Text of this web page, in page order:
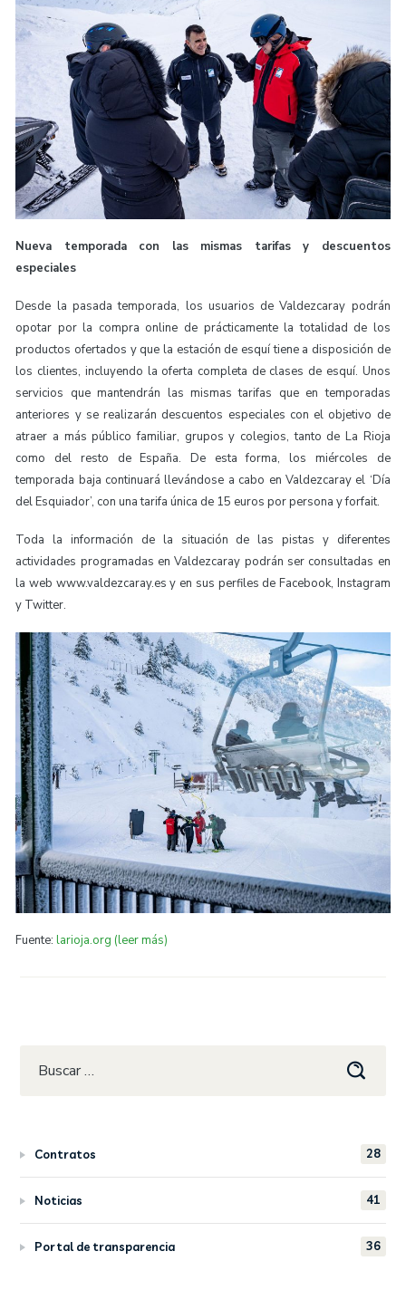
Nueva temporada con las mismas tarifas y descuentos
especiales
Desde la pasada temporada, los usuarios de Valdezcaray podrán
opotar por la compra online de prácticamente la totalidad de los
productos ofertados y que la estación de esquí tiene a disposición de
los clientes, incluyendo la oferta completa de clases de esquí. Unos
servicios que mantendrán las mismas tarifas que en temporadas
anteriores y se realizarán descuentos especiales con el objetivo de
atraer a más público familiar, grupos y colegios, tanto de La Rioja
como del resto de España. De esta forma, los miércoles de
temporada baja continuará llevándose a cabo en Valdezcaray el ‘Día
del Esquiador’, con una tarifa única de 15 euros por persona y forfait.
Toda la información de la situación de las pistas y diferentes
actividades programadas en Valdezcaray podrán ser consultadas en
la web www.valdezcaray.es y en sus perfiles de Facebook, Instagram
y Twitter.
Fuente:larioja.org (leer más)
Contratos 28
Noticias 41
Portal de transparencia 36